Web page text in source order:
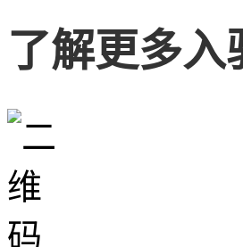
了解更多入